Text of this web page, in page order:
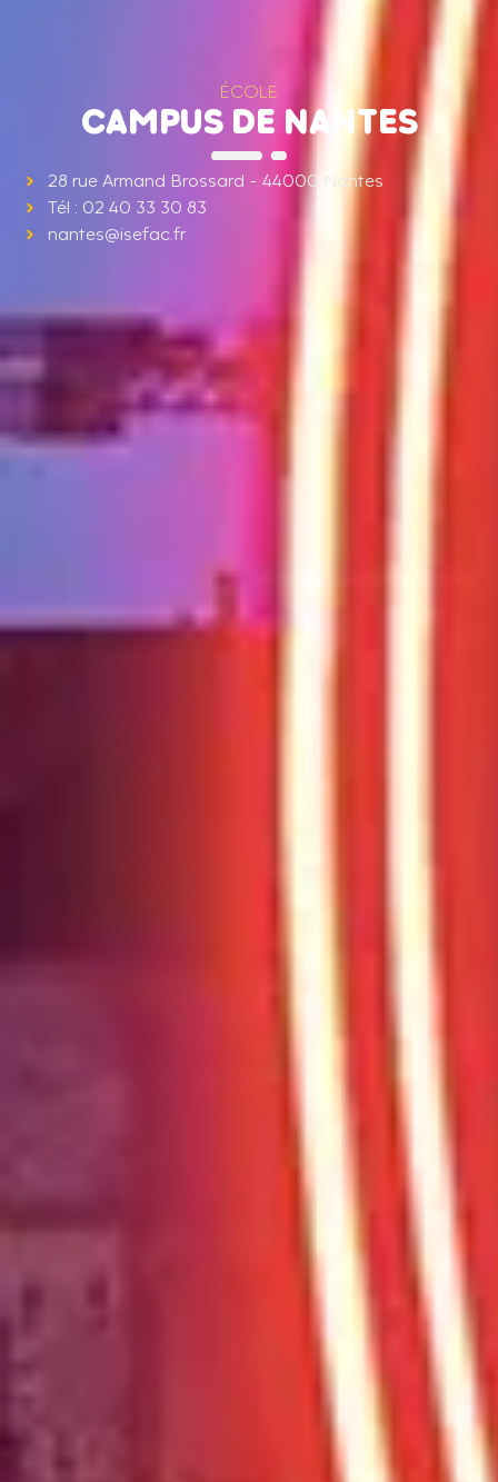
ÉCOLE
CAMPUS DE NANTES
28 rue Armand Brossard - 44000 Nantes
Tél : 02 40 33 30 83
nantes@isefac.fr